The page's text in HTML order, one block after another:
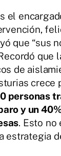
el
que “sus
que
de
crece
personas
y un
. Esto no
estrategia